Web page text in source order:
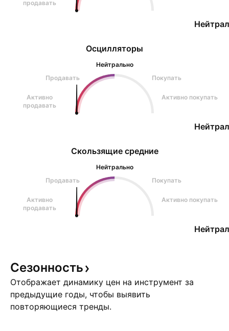
Осцилляторы
Нейтрально
Продавать
Покупать
Активно
продавать
Активно покупать
продавать
Скользящие средние
Нейтрально
Продавать
Покупать
Активно
продавать
Активно покупать
Сезонность
Отображает динамику цен на инструмент за
предыдущие годы, чтобы выявить
повторяющиеся тренды.